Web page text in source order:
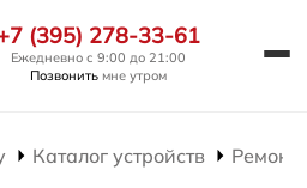
(395) 278-33-61
Ежедневно с 9:00 до 21:00
Позвонить мне утром
Каталог устройств Ремонт